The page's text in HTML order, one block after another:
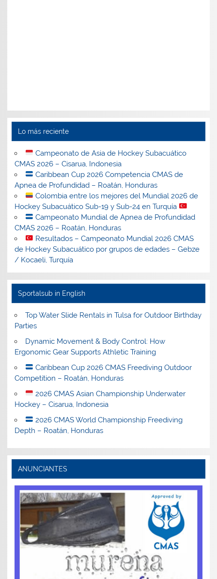
Lo más reciente
Campeonato de Asia de Hockey Subacuático
CMAS 2026 – Cisarua, Indonesia
Caribbean Cup 2026 Competencia CMAS de
Apnea de Profundidad – Roatán, Honduras
Colombia entre los mejores del Mundial 2026 de
Hockey Subacuático Sub-19 y Sub-24 en Turquía
Campeonato Mundial de Apnea de Profundidad
CMAS 2026 – Roatán, Honduras
Resultados – Campeonato Mundial 2026 CMAS
de Hockey Subacuático por grupos de edades – Gebze
/ Kocaeli, Turquía
Sportalsub in English
Top Water Slide Rentals in Tulsa for Outdoor Birthday
Parties
Dynamic Movement & Body Control: How
Ergonomic Gear Supports Athletic Training
Caribbean Cup 2026 CMAS Freediving Outdoor
Competition – Roatán, Honduras
2026 CMAS Asian Championship Underwater
Hockey – Cisarua, Indonesia
2026 CMAS World Championship Freediving
Depth – Roatán, Honduras
ANUNCIANTES